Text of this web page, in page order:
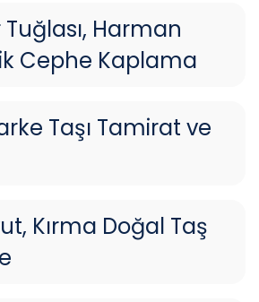
Harman
Cephe Kaplama
Taşı Tamirat ve
Kırma Doğal Taş